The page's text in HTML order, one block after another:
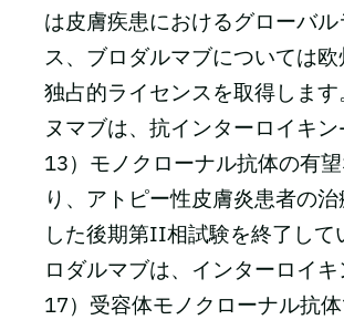
は皮膚疾患におけるグローバ
ス、ブロダルマブについては欧
独占的ライセンスを取得します
ヌマブは、抗インターロイキ
13）モノクローナル抗体の有
り、アトピー性皮膚炎患者の治
した後期第II相試験を終了して
ロダルマブは、インターロイ
17）受容体モノクローナル抗